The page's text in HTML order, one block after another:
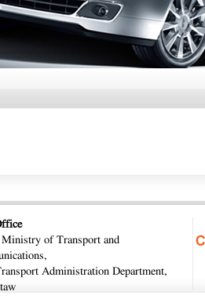
of Transport and
Administration Department,